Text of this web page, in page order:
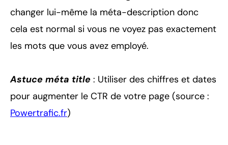
changer lui-même la méta-description donc
cela est normal si vous ne voyez pas exactement
les mots que vous avez employé.
Astuce méta title : Utiliser des chiffres et dates
pour augmenter le CTR de votre page (source :
Powertrafic.fr)